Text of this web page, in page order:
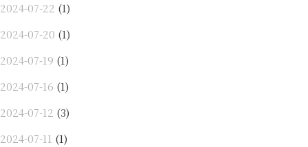
2024-07-22 (1)
2024-07-20 (1)
2024-07-19 (1)
2024-07-16 (1)
2024-07-12 (3)
2024-07-11 (1)